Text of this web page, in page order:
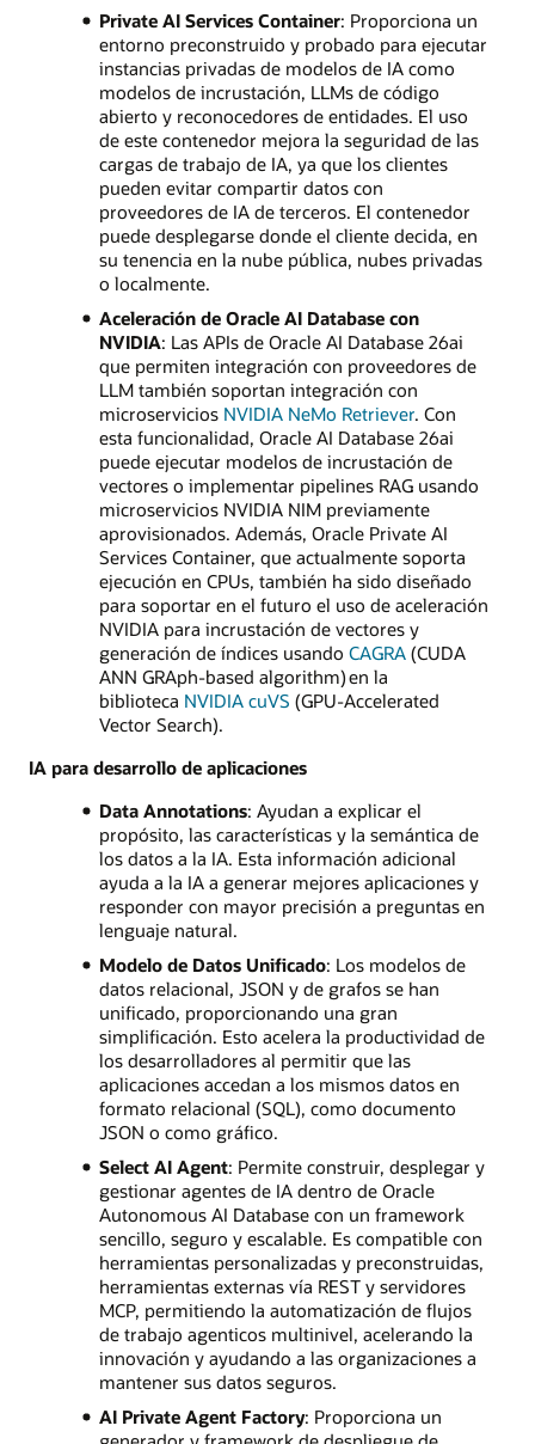
Private AI Services Container: Proporciona un
entorno preconstruido y probado para ejecutar
instancias privadas de modelos de IA como
modelos de incrustación, LLMs de código
abierto y reconocedores de entidades. El uso
de este contenedor mejora la seguridad de las
cargas de trabajo de IA, ya que los clientes
pueden evitar compartir datos con
proveedores de IA de terceros. El contenedor
puede desplegarse donde el cliente decida, en
su tenencia en la nube pública, nubes privadas
o localmente.
Aceleración de Oracle AI Database con
NVIDIA: Las APIs de Oracle AI Database 26ai
que permiten integración con proveedores de
LLM también soportan integración con
microservicios NVIDIA NeMo Retriever. Con
esta funcionalidad, Oracle AI Database 26ai
puede ejecutar modelos de incrustación de
vectores o implementar pipelines RAG usando
microservicios NVIDIA NIM previamente
aprovisionados. Además, Oracle Private AI
Services Container, que actualmente soporta
ejecución en CPUs, también ha sido diseñado
para soportar en el futuro el uso de aceleración
NVIDIA para incrustación de vectores y
generación de índices usando CAGRA(CUDA
ANN GRAph-based algorithm) en la
biblioteca NVIDIA cuVS (GPU-Accelerated
Vector Search).
IA para desarrollo de aplicaciones
Data Annotations: Ayudan a explicar el
propósito, las características y la semántica de
los datos a la IA. Esta información adicional
ayuda a la IA a generar mejores aplicaciones y
responder con mayor precisión a preguntas en
lenguaje natural.
Modelo de Datos Unificado: Los modelos de
datos relacional, JSON y de grafos se han
unificado, proporcionando una gran
simplificación. Esto acelera la productividad de
los desarrolladores al permitir que las
aplicaciones accedan a los mismos datos en
formato relacional (SQL), como documento
JSON o como gráfico.
Select AI Agent: Permite construir, desplegar y
gestionar agentes de IA dentro de Oracle
Autonomous AI Database con un framework
sencillo, seguro y escalable. Es compatible con
herramientas personalizadas y preconstruidas,
herramientas externas vía REST y servidores
MCP, permitiendo la automatización de flujos
de trabajo agenticos multinivel, acelerando la
innovación y ayudando a las organizaciones a
mantener sus datos seguros.
AI Private Agent Factory: Proporciona un